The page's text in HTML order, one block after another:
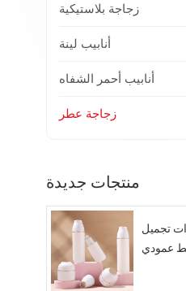
زجاجة بلاستيكية
أنابيب لينة
أنابيب أحمر الشفاه
زجاجة عطر
منتجات جديدة
تجميل
عمودي